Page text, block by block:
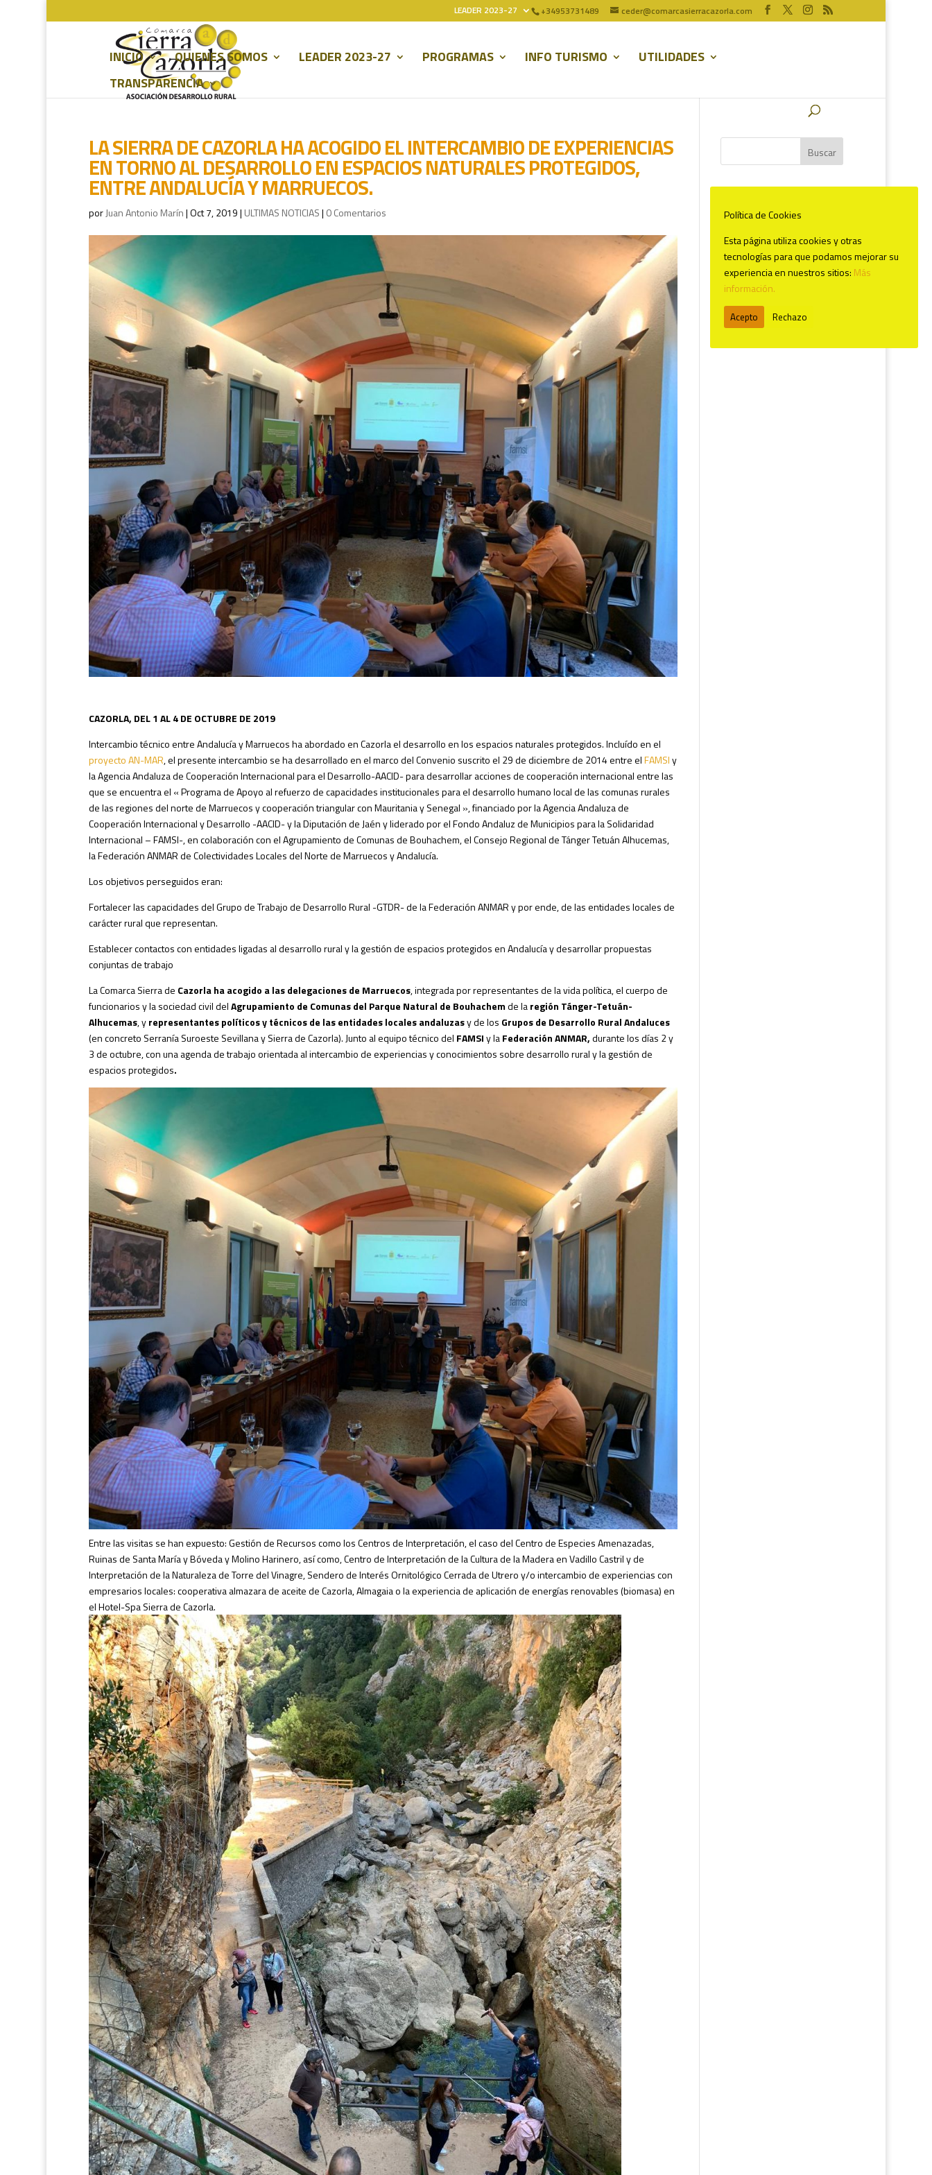
+34953731489 ceder@comarcasierracazorla.com
LEADER 2023-27
INICIO QUIENES SOMOS LEADER 2023-27 PROGRAMAS INFO TURISMO
UTILIDADES
TRANSPARENCIA
LA SIERRA DE CAZORLA HA ACOGIDO EL INTERCAMBIO DE EXPERIENCIAS
EN TORNO AL DESARROLLO EN ESPACIOS NATURALES PROTEGIDOS,
ENTRE ANDALUCÍA Y MARRUECOS.
porJuan Antonio Marín|Oct 7, 2019| ULTIMAS NOTICIAS| 0 Comentarios
CAZORLA, DEL 1 AL 4 DE OCTUBRE DE 2019
Intercambio técnico entre Andalucía y Marruecos ha abordado en Cazorla el desarrollo en los espacios naturales protegidos. Incluído en el
proyecto AN-MAR, el presente intercambio se ha desarrollado en el marco del Convenio suscrito el 29 de diciembre de 2014 entre elFAMSIy
la Agencia Andaluza de Cooperación Internacional para el Desarrollo-AACID- para desarrollar acciones de cooperación internacional entre las
que se encuentra el « Programa de Apoyo al refuerzo de capacidades institucionales para el desarrollo humano local de las comunas rurales
de las regiones del norte de Marruecos y cooperación triangular con Mauritania y Senegal », financiado por la Agencia Andaluza de
Cooperación Internacional y Desarrollo -AACID- y la Diputación de Jaén y liderado por el Fondo Andaluz de Municipios para la Solidaridad
Internacional – FAMSI-, en colaboración con el Agrupamiento de Comunas de Bouhachem, el Consejo Regional de Tánger Tetuán Alhucemas,
la Federación ANMAR de Colectividades Locales del Norte de Marruecos y Andalucía.
Los objetivos perseguidos eran:
Fortalecer las capacidades del Grupo de Trabajo de Desarrollo Rural -GTDR- de la Federación ANMAR y por ende, de las entidades locales de
carácter rural que representan.
Establecer contactos con entidades ligadas al desarrollo rural y la gestión de espacios protegidos en Andalucía y desarrollar propuestas
conjuntas de trabajo
La Comarca Sierra de Cazorla ha acogido a las delegaciones de Marruecos, integrada por representantes de la vida política, el cuerpo de
funcionarios y la sociedad civil delAgrupamiento de Comunas del Parque Natural de Bouhachemde laregión Tánger-Tetuán-
Alhucemas, yrepresentantes políticos y técnicos de las entidades locales andaluzasy de los Grupos de Desarrollo Rural Andaluces
(en concreto Serranía Suroeste Sevillana y Sierra de Cazorla). Junto al equipo técnico del FAMSIy laFederación ANMAR,durante los días 2 y
3 de octubre, con una agenda de trabajo orientada al intercambio de experiencias y conocimientos sobre desarrollo rural y la gestión de
espacios protegidos.
Entre las visitas se han expuesto: Gestión de Recursos como los Centros de Interpretación, el caso del Centro de Especies Amenazadas,
Ruinas de Santa María y Bóveda y Molino Harinero, así como, Centro de Interpretación de la Cultura de la Madera en Vadillo Castril y de
Interpretación de la Naturaleza de Torre del Vinagre, Sendero de Interés Ornitológico Cerrada de Utrero y/o intercambio de experiencias con
empresarios locales: cooperativa almazara de aceite de Cazorla, Almagaia o la experiencia de aplicación de energías renovables (biomasa) en
el Hotel-Spa Sierra de Cazorla.
Comentarios recientes
Política de Cookies
Esta página utiliza cookies y otras
tecnologías para que podamos mejorar su
experiencia en nuestros sitios: Más
información.
Acepto Rechazo